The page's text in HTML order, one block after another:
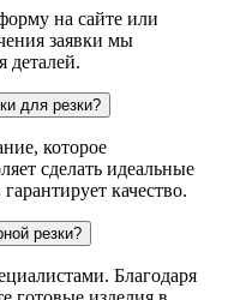
на сайте или
заявки мы
деталей.
для резки?
которое
сделать идеальные
качество.
резки?
Благодаря